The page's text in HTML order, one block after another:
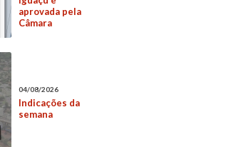
aprovada pela
Câmara
04/08/2026
Indicações da
semana